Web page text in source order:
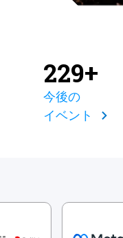
229+
今後の
イベント